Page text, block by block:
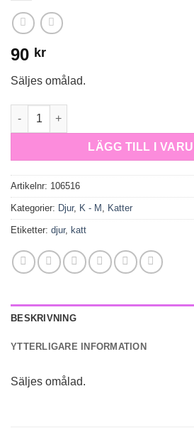
90 kr
Säljes omålad.
Siameskatt liggande på rygg liten
LÄGG TILL I
Artikelnr: 106516
Kategorier: Djur, K - M , Katter
Etiketter: djur, katt
BESKRIVNING
YTTERLIGARE INFORMATION
Säljes omålad.